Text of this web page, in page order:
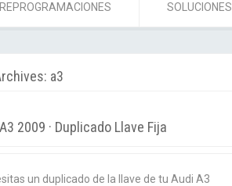
REPROGRAMACIONES SOLUCIONES
a3
2009 · Duplicado Llave Fija
un duplicado de la llave de tu Audi A3